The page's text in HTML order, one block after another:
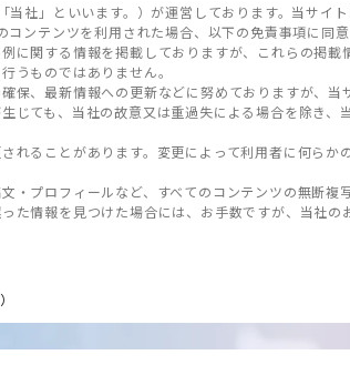
当社」といいます。）が運営しております。当サ
ンテンツを利用された場合、以下の免責事項に同意
に関する情報を掲載しておりますが、これらの掲
うものではありません。
保、最新情報への更新などに努めておりますが、
じても、当社の故意又は重過失による場合を除き
れることがあります。変更によって利用者に何ら
・プロフィールなど、すべてのコンテンツの無断複
た情報を見つけた場合には、お手数ですが、当社